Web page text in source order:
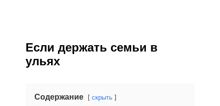
Если держать семьи в
ульях
Содержание скрыть